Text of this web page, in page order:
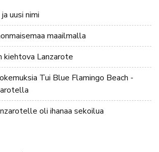
uusi nimi
maailmalla
kiehtova Lanzarote
Tui Blue Flamingo Beach -
oli ihanaa sekoilua